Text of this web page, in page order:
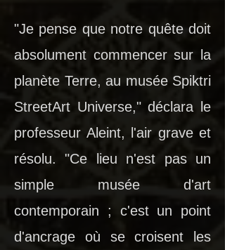
"Je pense que notre quête doit
absolument commencer sur la
planète Terre, au musée Spiktri
StreetArt Universe," déclara le
professeur Aleint, l'air grave et
résolu. "Ce lieu n'est pas un
simple musée d'art
contemporain ; c'est un point
d'ancrage où se croisent les